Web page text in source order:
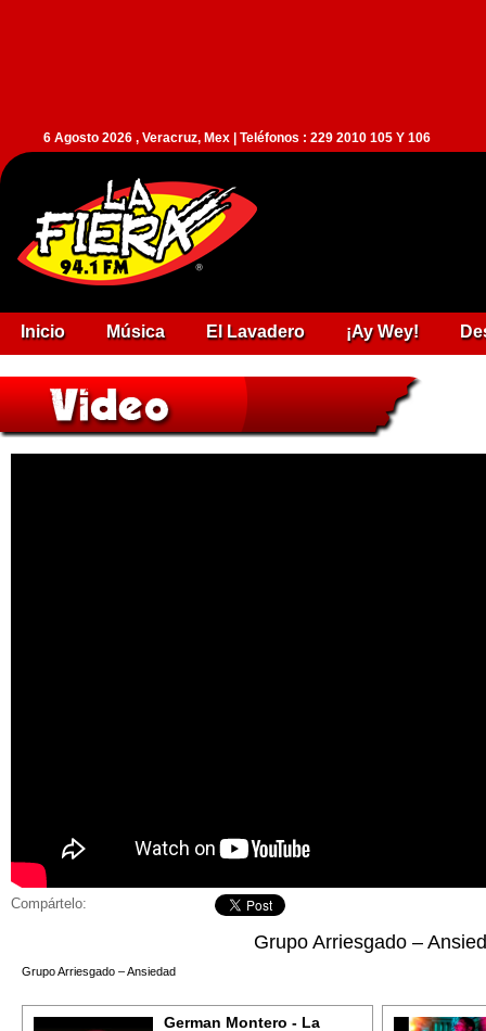
6 Agosto 2026 , Veracruz, Mex | Teléfonos : 229 2010 105 Y 106
Inicio Música El Lavadero ¡Ay Wey!
Compártelo:
Grupo Arriesgado –
Grupo Arriesgado – Ansiedad
German Montero - La